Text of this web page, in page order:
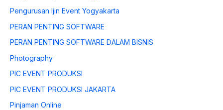
Pengurusan Ijin Event Yogyakarta
PERAN PENTING SOFTWARE
PERAN PENTING SOFTWARE DALAM BISNIS
Photography
PIC EVENT PRODUKSI
PIC EVENT PRODUKSI JAKARTA
Pinjaman Online